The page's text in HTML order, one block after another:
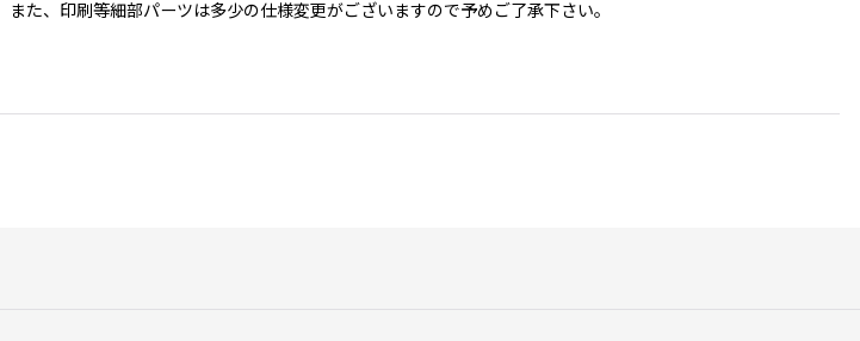
た、印刷等細部パーツは多少の仕様変更がございますので予めご了承下さい。